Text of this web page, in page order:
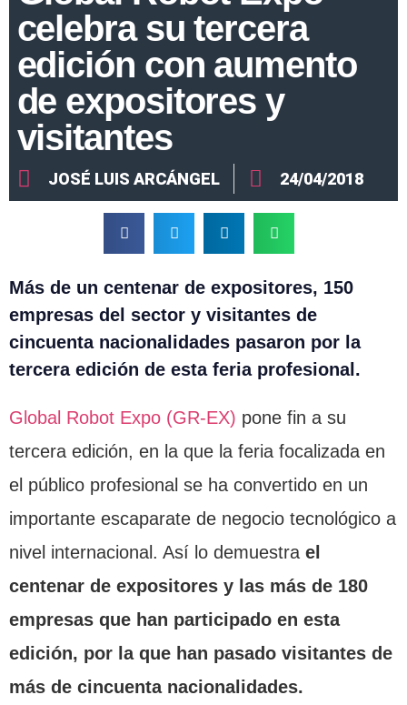
celebra su tercera
edición con aumento
de expositores y
visitantes
JOSÉ LUIS ARCÁNGEL 24/04/2018
Más de un centenar de expositores, 150
empresas del sector y visitantes de
cincuenta nacionalidades pasaron por la
tercera edición de esta feria profesional.
Global Robot Expo (GR-EX) pone fin a su
tercera edición, en la que la feria focalizada en
el público profesional se ha convertido en un
importante escaparate de negocio tecnológico a
nivel internacional. Así lo demuestra el
centenar de expositores y las más de 180
empresas que han participado en esta
edición, por la que han pasado visitantes de
más de cincuenta nacionalidades.